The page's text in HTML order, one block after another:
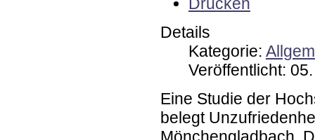
Drucken
Details
Kategorie:
Veröffentlicht:
Eine Studie der
belegt